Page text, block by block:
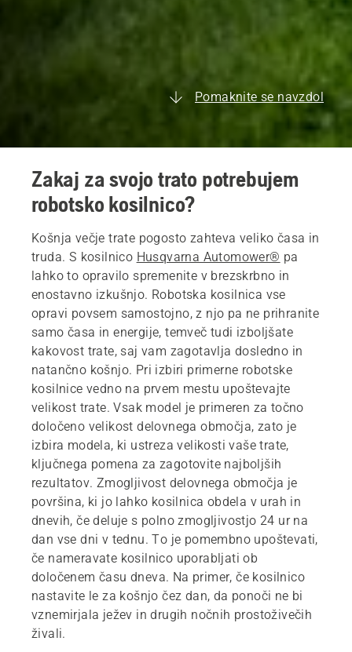
Pomaknite se navzdol
Zakaj za svojo trato potrebujem
robotsko kosilnico?
Košnja večje trate pogosto zahteva veliko časa in
truda. S kosilnico Husqvarna Automower® pa
lahko to opravilo spremenite v brezskrbno in
enostavno izkušnjo. Robotska kosilnica vse
opravi povsem samostojno, z njo pa ne prihranite
samo časa in energije, temveč tudi izboljšate
kakovost trate, saj vam zagotavlja dosledno in
natančno košnjo. Pri izbiri primerne robotske
kosilnice vedno na prvem mestu upoštevajte
velikost trate. Vsak model je primeren za točno
določeno velikost delovnega območja, zato je
izbira modela, ki ustreza velikosti vaše trate,
ključnega pomena za zagotovite najboljših
rezultatov. Zmogljivost delovnega območja je
površina, ki jo lahko kosilnica obdela v urah in
dnevih, če deluje s polno zmogljivostjo 24 ur na
dan vse dni v tednu. To je pomembno upoštevati,
če nameravate kosilnico uporabljati ob
določenem času dneva. Na primer, če kosilnico
nastavite le za košnjo čez dan, da ponoči ne bi
vznemirjala ježev in drugih nočnih prostoživečih
živali.